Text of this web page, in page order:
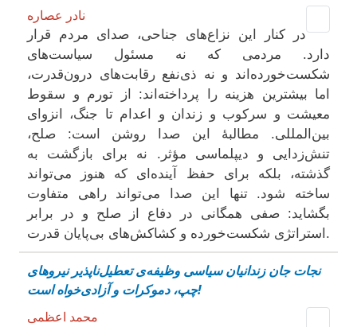
نادر عصاره
در کنار این نزاع‌های جناحی، صدای مردم قرار
دارد. مردمی که نه مسئول سیاست‌های
شکست‌خورده‌اند و نه ذی‌نفع رقابت‌های درون‌قدرت،
اما بیشترین هزینه را پرداخته‌اند: از تورم و سقوط
معیشت و سرکوب و زندان و اعدام تا جنگ، انزوای
بین‌المللی. مطالبهٔ این صدا روشن است: صلح،
تنش‌زدایی و دیپلماسی مؤثر. نه برای بازگشت به
گذشته، بلکه برای حفظ آینده‌ای که هنوز می‌تواند
ساخته شود. تنها این صدا می‌تواند راهی متفاوت
بگشاید: صفی همگانی در دفاع از صلح و در برابر
استراتژی شکست‌خورده و کشاکش‌های بی‌پایان قدرت.
نجات جان زندانیان سیاسی وظیفه‌ی تعطیل‌ناپذیر نیروهای
چپ، دموکرات و آزادی‌خواه است!
محمد اعظمی